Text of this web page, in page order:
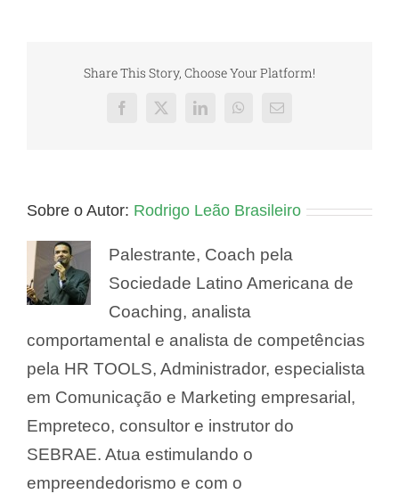
Share This Story, Choose Your Platform!
Facebook
X LinkedInWhatsApp
E-
Sobre o Autor: Rodrigo Leão Brasileiro
Palestrante, Coach pela
Sociedade Latino Americana de
Coaching, analista
comportamental e analista de competências
pela HR TOOLS, Administrador, especialista
em Comunicação e Marketing empresarial,
Empreteco, consultor e instrutor do
SEBRAE. Atua estimulando o
empreendedorismo e com o